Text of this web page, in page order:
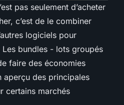
pas seulement d’acheter
c’est de le combiner
logiciels pour
Les bundles - lots groupés
faire des économies
aperçu des principales
certains marchés